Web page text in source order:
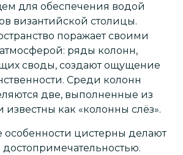
для обеспечения водой
византийской столицы.
поражает своими
ряды колонн,
своды, создают ощущение
Среди колонн
две, выполненные из
как «колонны слёз».
особенности цистерны делают